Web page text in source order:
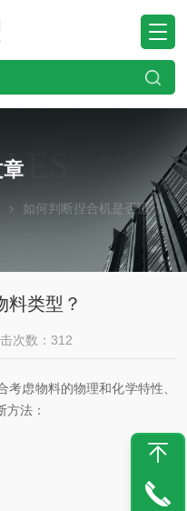
如何判断捏合机是否适合物料类型？
料类型？
次数：312
虑物料的物理和化学特性、
方法：